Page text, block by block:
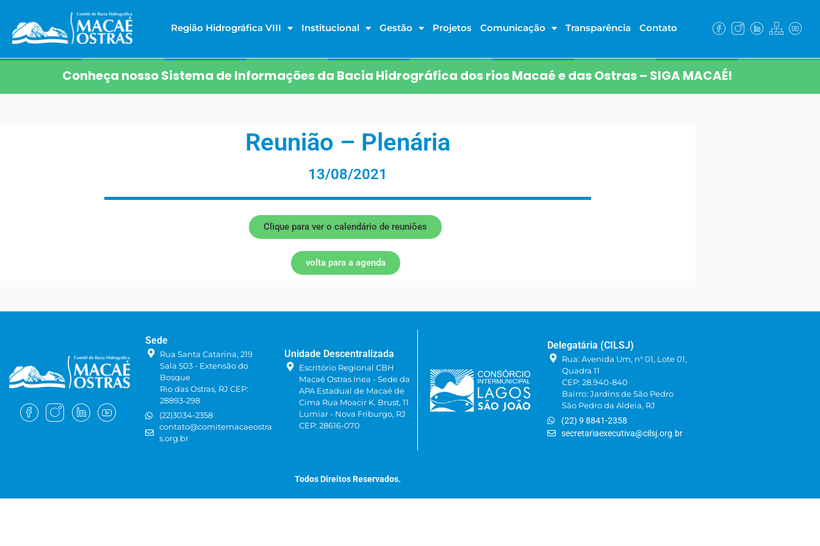
Região Hidrográfica VIII Institucional Gestão Projetos Comunicação Transparência Contato
Conheça nosso Sistema de Informações da Bacia Hidrográfica dos rios Macaé e das Ostras – SIGA MACAÉ!
Reunião – Plenária
13/08/2021
Clique para ver o calendário de reuniões
volta para a agenda
Sede
Rua Santa Catarina, 219
Sala 503 - Extensão do
Bosque
Rio das Ostras, RJ CEP:
28893-298
(22)3034-2358
contato@comitemacaeostra
s.org.br
Unidade Descentralizada
Escritório Regional CBH
Macaé Ostras Inea - Sede da
APA Estadual de Macaé de
Cima Rua Moacir K. Brust, 11
Lumiar - Nova Friburgo, RJ
CEP: 28616-070
Delegatária (CILSJ)
Rua: Avenida Um, n° 01, Lote 01,
Quadra 11
CEP: 28.940-840
Bairro: Jardins de São Pedro
São Pedro da Aldeia, RJ
(22) 9 8841-2358
secretariaexecutiva@cilsj.org.br
Todos Direitos Reservados.